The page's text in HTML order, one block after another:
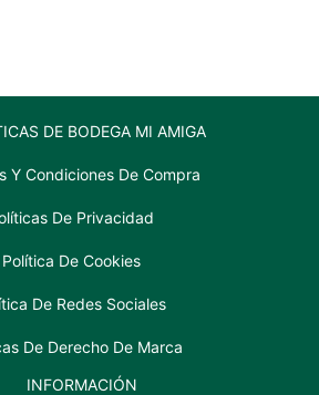
DE BODEGA MI AMIGA
Y Condiciones De Compra
De Privacidad
Política De Cookies
De Redes Sociales
De Derecho De Marca
INFORMACIÓN